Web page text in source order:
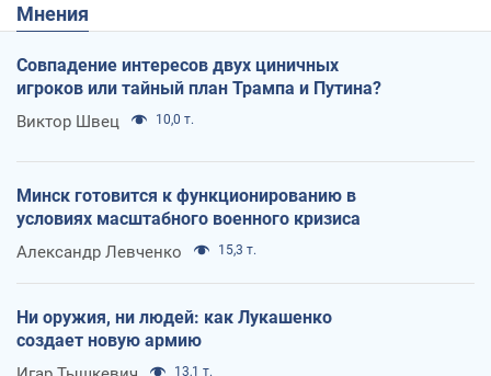
Мнения
Совпадение интересов двух циничных
игроков или тайный план Трампа и Путина?
Виктор Швец 10,0 т.
Минск готовится к функционированию в
условиях масштабного военного кризиса
Александр Левченко 15,3 т.
Ни оружия, ни людей: как Лукашенко
создает новую армию
13,1 т.